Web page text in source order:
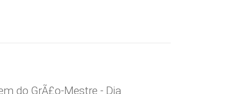
do GrÃ£o-Mestre - Dia